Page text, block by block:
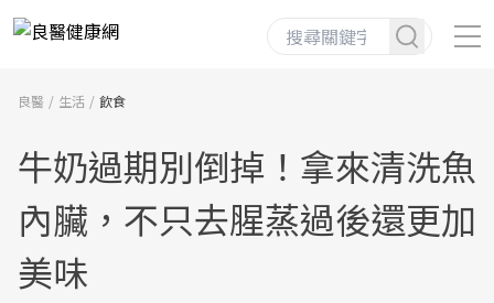
良醫 生活 飲食
牛奶過期別倒掉！拿來清洗魚
內臟，不只去腥蒸過後還更加
美味